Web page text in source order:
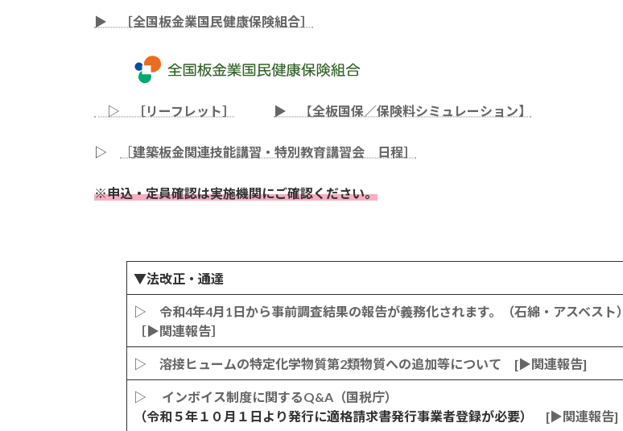
▶ ［全国板金業国民健康保険組合］
▷ ［リーフレット］ ▶ 【全板国保／保険料シミュレーション】
▷ 建築板金関連技能講習・特別教育講習会 日程］
※申込・定員確認は実施機関にご確認ください。
▼法改正・通達
▷ 令和4年4月1日から事前調査結果の報告が義務化されます。（石綿・アスベスト）
［▶関連報告］
▷ 溶接ヒュームの特定化学物質第2類物質への追加等について [▶関連報告]
▷ インボイス制度に関するQ&A（国税庁）
（令和５年１０月１日より発行に適格請求書発行事業者登録が必要） [▶関連報告]